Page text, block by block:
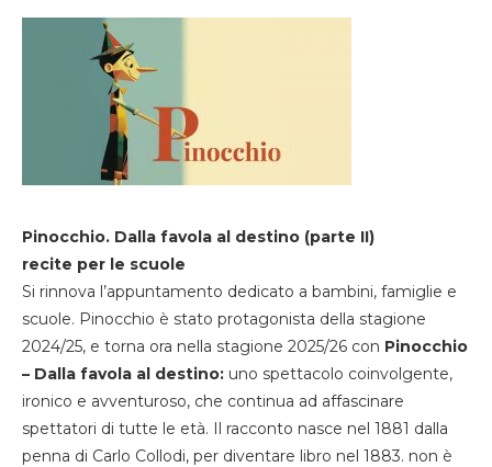
Pinocchio. Dalla favola al destino (parte II)
recite per le scuole
Si rinnova l’appuntamento dedicato a bambini, famiglie e
scuole. Pinocchio è stato protagonista della stagione
2024/25, e torna ora nella stagione 2025/26 con Pinocchio
– Dalla favola al destino: uno spettacolo coinvolgente,
ironico e avventuroso, che continua ad affascinare
spettatori di tutte le età. Il racconto nasce nel 1881 dalla
penna di Carlo Collodi, per diventare libro nel 1883. non è